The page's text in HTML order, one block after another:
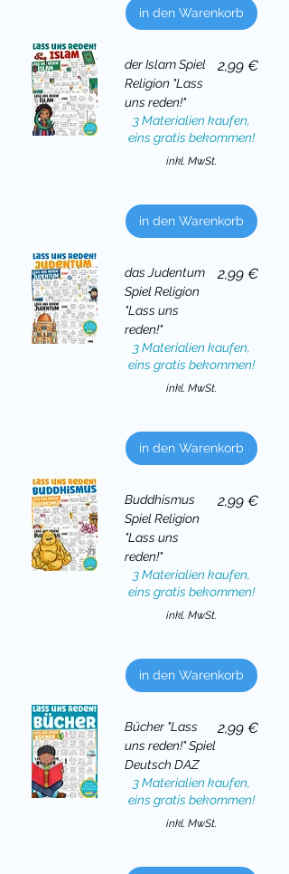
in den Warenkorb
der Islam Spiel
Religion "Lass
uns reden!"
Preis
2,99 €
3 Materialien kaufen,
eins gratis bekommen!
inkl. MwSt.
in den Warenkorb
das Judentum
Spiel Religion
"Lass uns
reden!"
Preis
2,99 €
3 Materialien kaufen,
eins gratis bekommen!
inkl. MwSt.
in den Warenkorb
Buddhismus
Spiel Religion
"Lass uns
reden!"
Preis
2,99 €
3 Materialien kaufen,
eins gratis bekommen!
inkl. MwSt.
in den Warenkorb
Bücher "Lass
uns reden!" Spiel
Deutsch DAZ
Preis
2,99 €
3 Materialien kaufen,
eins gratis bekommen!
inkl. MwSt.